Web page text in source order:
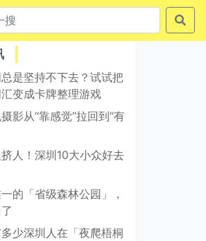
是坚持不下去？试试把
变成卡牌整理游戏
影从“靠感觉”拉回到“有
人！深圳10大小众好去
的「省级森林公园」，
少深圳人在「夜爬梧桐